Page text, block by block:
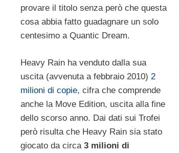
provare il titolo senza però che questa
cosa abbia fatto guadagnare un solo
centesimo a Quantic Dream.
Heavy Rain ha venduto dalla sua
uscita (avvenuta a febbraio 2010) 2
milioni di copie, cifra che comprende
anche la Move Edition, uscita alla fine
dello scorso anno. Dai dati sui Trofei
però risulta che Heavy Rain sia stato
giocato da circa 3 milioni di